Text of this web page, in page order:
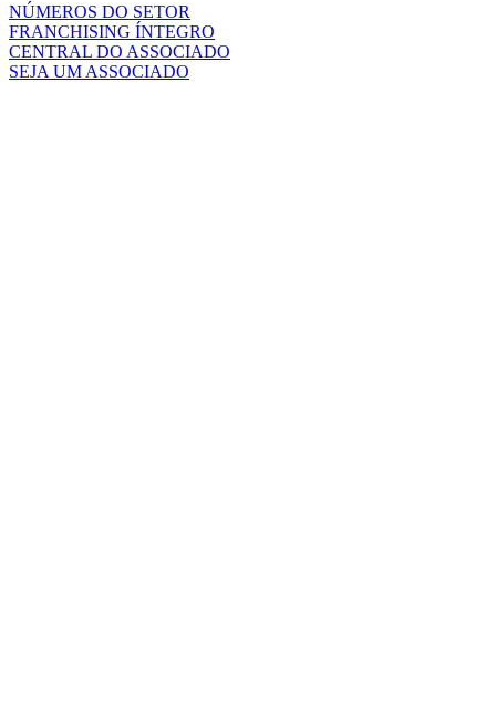
NÚMEROS DO SETOR
FRANCHISING ÍNTEGRO
CENTRAL DO ASSOCIADO
SEJA UM ASSOCIADO